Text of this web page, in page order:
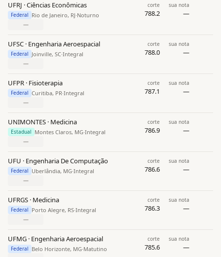
UFRJ · Ciências Econômicas
Federal Rio de Janeiro, RJ·Noturno
corte
788.2
sua nota
—
—
UFSC · Engenharia Aeroespacial
Federal Joinville, SC·Integral
corte
788.0
sua nota
—
—
UFPR · Fisioterapia
Federal Curitiba, PR·Integral
corte
787.1
sua nota
—
—
UNIMONTES · Medicina
Estadual Montes Claros, MG·Integral
corte
786.9
sua nota
—
—
UFU · Engenharia De Computação
Federal Uberlândia, MG·Integral
corte
786.6
sua nota
—
—
UFRGS · Medicina
Federal Porto Alegre, RS·Integral
corte
786.3
sua nota
—
—
UFMG · Engenharia Aeroespacial
Federal Belo Horizonte, MG·Matutino
corte
785.6
sua nota
—